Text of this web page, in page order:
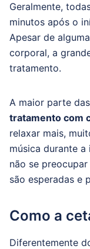
Geralmente,
minutos após o
Apesar de
corporal, a
tratamento.
A maior parte
tratamento com
relaxar mais,
música durante
não se
são esperadas e
Como a
Diferentemente